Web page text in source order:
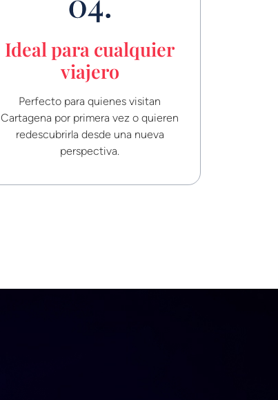
Ideal para cualquier
viajero
Perfecto para quienes visitan
Cartagena por primera vez o quieren
redescubrirla desde una nueva
perspectiva.